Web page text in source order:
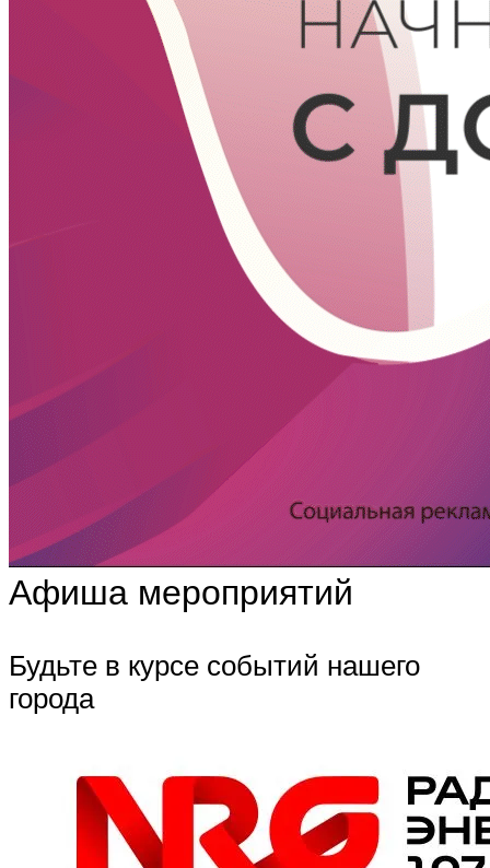
Афиша мероприятий
Будьте в курсе событий нашего
города